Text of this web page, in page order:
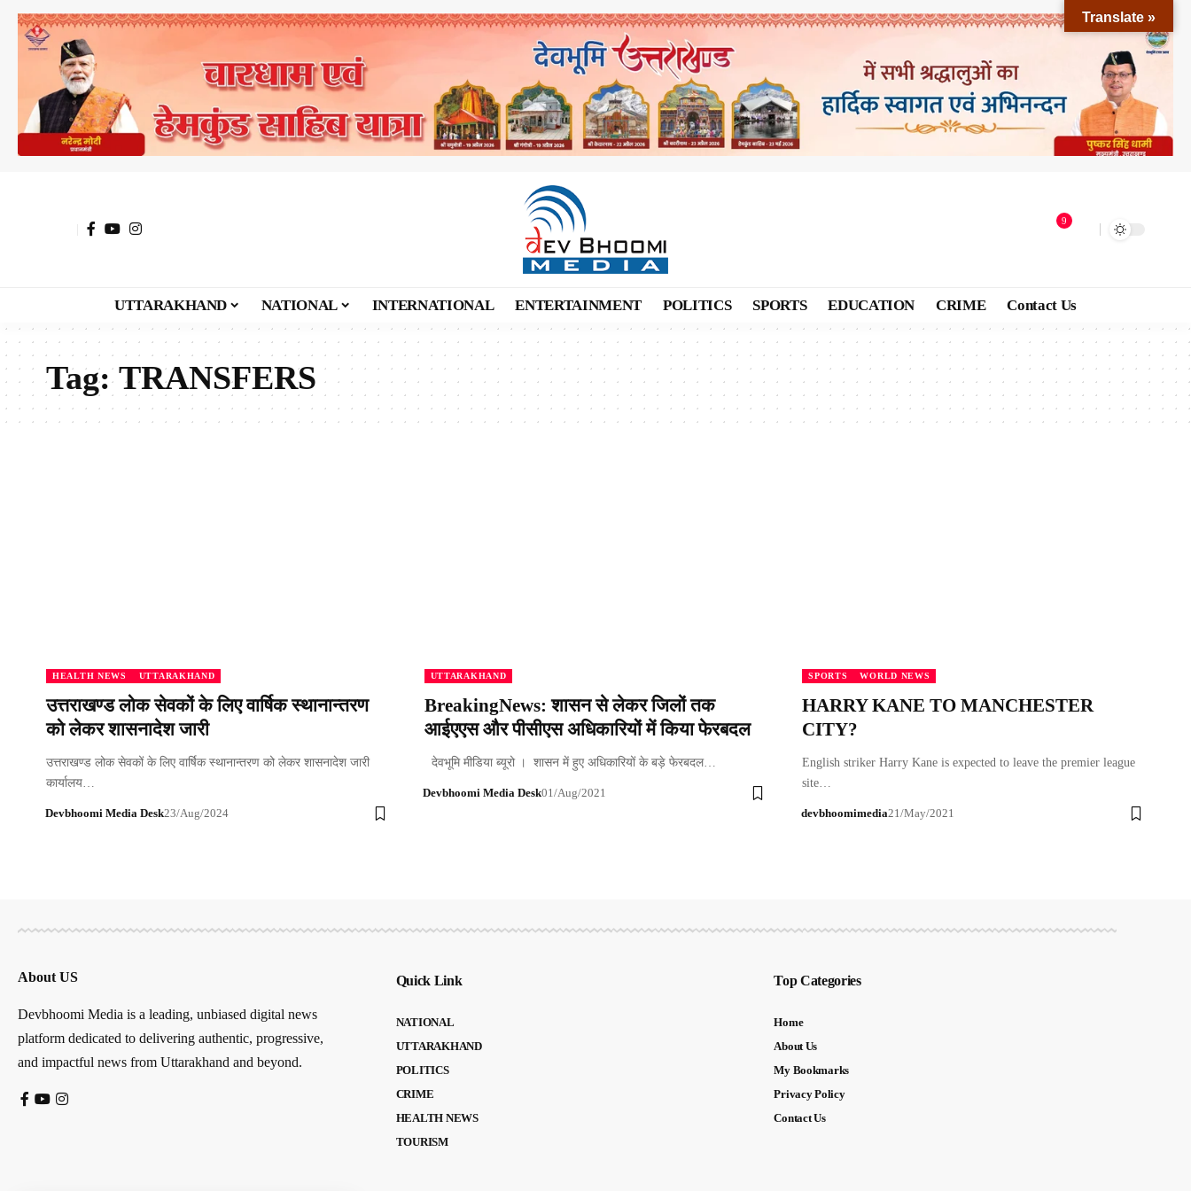
9
UTTARAKHAND NATIONAL INTERNATIONAL ENTERTAINMENT POLITICS SPORTS EDUCATION CRIME Contact Us
Tag:TRANSFERS
HEALTH NEWS UTTARAKHAND
उत्तराखण्ड लोक सेवकों के लिए वार्षिक स्थानान्तरण
को लेकर शासनादेश जारी
उत्तराखण्ड लोक सेवकों के लिए वार्षिक स्थानान्तरण को लेकर शासनादेश जारी
कार्यालय…
Devbhoomi Media Desk23/Aug/2024
UTTARAKHAND
BreakingNews: शासन से लेकर जिलों तक
आईएएस और पीसीएस अधिकारियों में किया फेरबदल
देवभूमि मीडिया ब्यूरो । शासन में हुए अधिकारियों के बड़े फेरबदल…
Devbhoomi Media Desk01/Aug/2021
SPORTS WORLD NEWS
HARRY KANE TO MANCHESTER
CITY?
English striker Harry Kane is expected to leave the premier league
site…
devbhoomimedia21/May/2021
About US
Devbhoomi Media is a leading, unbiased digital news
platform dedicated to delivering authentic, progressive,
and impactful news from Uttarakhand and beyond.
Quick Link
NATIONAL
UTTARAKHAND
POLITICS
CRIME
HEALTH NEWS
TOURISM
Top Categories
Home
About Us
My Bookmarks
Privacy Policy
Contact Us
Translate »